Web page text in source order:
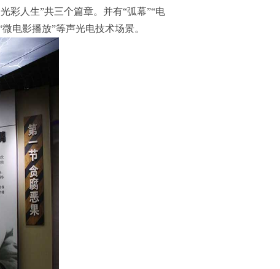
彩人生”共三个篇章。并有“弧幕”“电
电影播放”等声光电技术场景。